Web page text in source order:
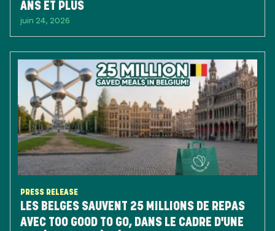
ANS ET PLUS
juin 24, 2026
PRESS RELEASE
LES BELGES SAUVENT 25 MILLIONS DE REPAS
AVEC TOO GOOD TO GO, DANS LE CADRE D'UNE